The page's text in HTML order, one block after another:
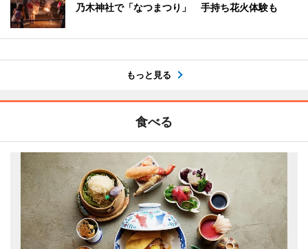
乃木神社で「なつまつり」 手持ち花火体験も
もっと見る
食べる